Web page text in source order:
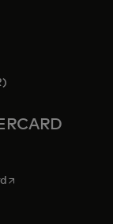
opens in a new tab